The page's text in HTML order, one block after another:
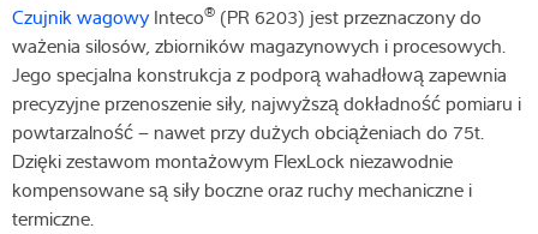
Czujnik wagowyInteco® (PR 6203) jest przeznaczony do
ważenia silosów, zbiorników magazynowych i procesowych.
Jego specjalna konstrukcja z podporą wahadłową zapewnia
precyzyjne przenoszenie siły, najwyższą dokładność pomiaru i
powtarzalność – nawet przy dużych obciążeniach do 75t.
Dzięki zestawom montażowym FlexLock niezawodnie
kompensowane są siły boczne oraz ruchy mechaniczne i
termiczne.